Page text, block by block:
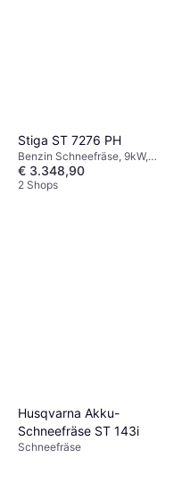
Stiga ST 7276 PH
Benzin Schneefräse, 9kW,
Scheinwerfer, Beheizte Griffe,
Einhandbedienung, Einlassbreite:
€ 3.348,90
2 Shops
Husqvarna Akku-
Schneefräse ST 143i
Schneefräse